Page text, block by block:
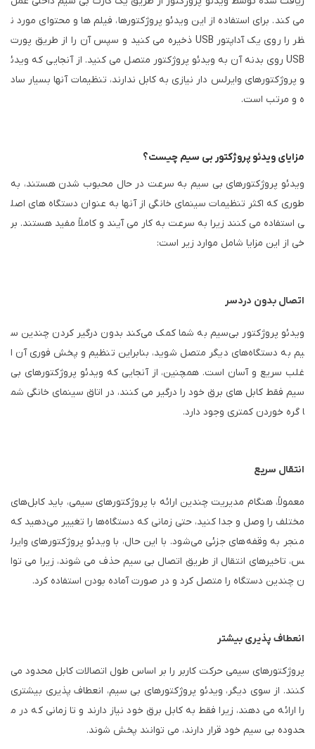
می کند. برای استفاده از این ویدئو پروژکتورها، فیلم ها و محتوای مورد ن
ظر را روی یک آداپتور USB ذخیره می کنید و سپس آن را از طریق پورت
USB روی بدنه آن به ویدئو پروژکتور متصل می کنید. از آنجایی که ویدئ
و پروژکتورهای وایرلس دار نیازی به کابل ندارند، تنظیمات آنها بسیار ساد
ه و مرتب است.
مزایای ویدئو پروژکتور بی سیم چیست؟
ویدئو پروژکتورهای بی سیم به سرعت در حال محبوب شدن هستند، به
طوری که اکثر تنظیمات سینمای خانگی از آنها به عنوان دستگاه های اصل
ی استفاده می کنند زیرا به سرعت به کار می آیند و کاملاً مفید هستند. بر
خی از این مزایا شامل موارد زیر است:
اتصال بدون دردسر
ویدئو پروژکتور بی‌سیم به شما کمک می‌کند بدون درگیر کردن چندین س
یم به دستگاه‌های دیگر متصل شوید، بنابراین تنظیم و پخش فوری آن ا
غلب سریع و آسان است. همچنین، از آنجایی که ویدئو پروژکتورهای بی
سیم فقط کابل های برق خود را درگیر می کنند، در اتاق سینمای خانگی شم
ا گره خوردن کمتری وجود دارد.
انتقال سریع
معمولاً، هنگام مدیریت چندین ارائه با پروژکتورهای سیمی، باید کابل‌های
مختلف را وصل و جدا کنید، حتی زمانی که دستگاه‌ها را تغییر می‌دهید که
منجر به وقفه‌های جزئی می‌شود. با این حال، با ویدئو پروژکتورهای وایرل
س، تاخیرهای انتقال از طریق اتصال بی سیم حذف می شوند، زیرا می توا
ن چندین دستگاه را متصل کرد و در صورت آماده بودن استفاده کرد.
انعطاف پذیری بیشتر
پروژکتورهای سیمی حرکت کاربر را بر اساس طول اتصالات کابل محدود می
کنند. از سوی دیگر، ویدئو پروژکتورهای بی سیم، انعطاف پذیری بیشتری
را ارائه می دهند، زیرا فقط به کابل برق خود نیاز دارند و تا زمانی که در م
حدوده بی سیم خود قرار دارند، می توانند پخش شوند.